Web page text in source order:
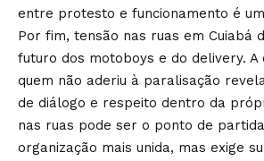
entre protesto e funcionamento é
Por fim, tensão nas ruas em Cuiabá
futuro dos motoboys e do delivery. A
quem não aderiu à paralisação
de diálogo e respeito dentro da
nas ruas pode ser o ponto de
organização mais unida, mas exige